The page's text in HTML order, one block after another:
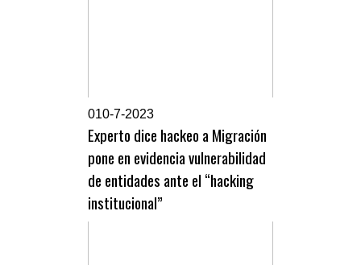
010-7-2023
Experto dice hackeo a Migración
pone en evidencia vulnerabilidad
de entidades ante el “hacking
institucional”